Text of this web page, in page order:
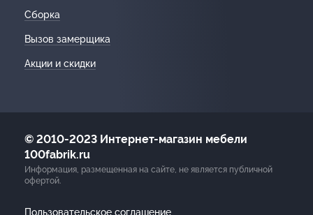
Сборка
Вызов замерщика
Акции и скидки
© 2010-2023 Интернет-магазин мебели
100fabrik.ru
Информация, размещенная на сайте, не является публичной
офертой.
Пользовательское соглашение